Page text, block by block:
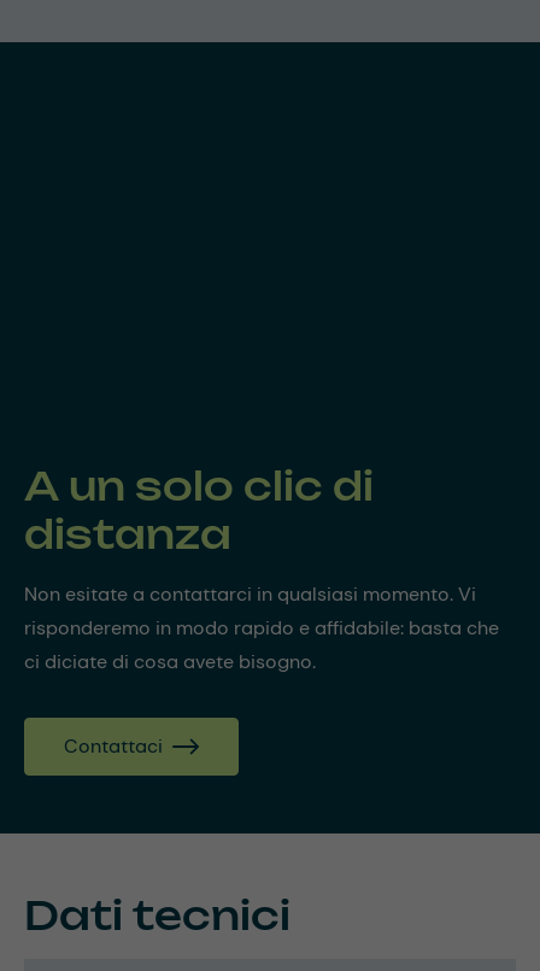
A un solo clic di
distanza
Non esitate a contattarci in qualsiasi momento. Vi
risponderemo in modo rapido e affidabile: basta che
ci diciate di cosa avete bisogno.
Contattaci
Dati tecnici